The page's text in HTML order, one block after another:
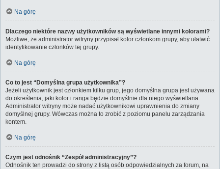
Na górę
Dlaczego niektóre nazwy użytkowników są wyświetlane innymi kolorami?
Możliwe, że administrator witryny przypisał kolor członkom grupy, aby ułatwić
identyfikowanie członków tej grupy.
Na górę
Co to jest “Domyślna grupa użytkownika”?
Jeżeli użytkownik jest członkiem kilku grup, jego domyślna grupa jest używana
do określenia, jaki kolor i ranga będzie domyślnie dla niego wyświetlana.
Administrator witryny może nadać użytkownikowi uprawnienia do zmiany
domyślnej grupy. Wówczas można to zrobić z poziomu panelu zarządzania
kontem.
Na górę
Czym jest odnośnik “Zespół administracyjny”?
Odnośnik ten prowadzi do strony z listą osób odpowiedzialnych za forum, na